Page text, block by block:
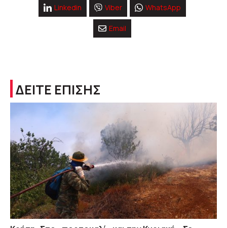
Linkedin Viber WhatsApp
Email
ΔΕΙΤΕ ΕΠΙΣΗΣ